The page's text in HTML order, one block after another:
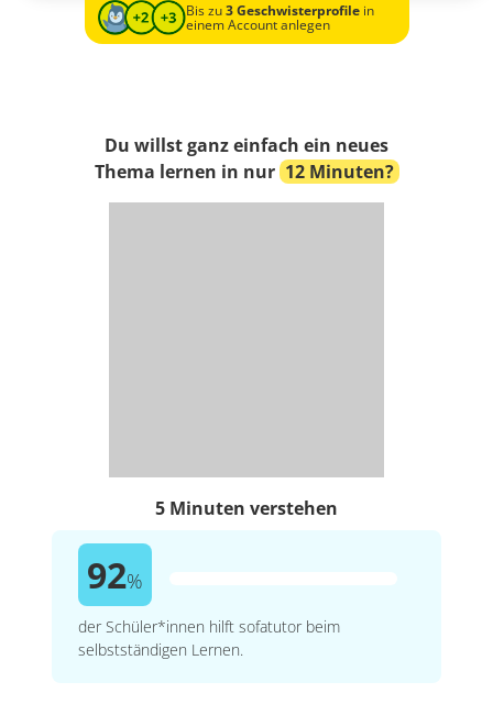
Bis zu3 Geschwisterprofilein
einem Account anlegen
Du willst ganz einfach ein neues
Thema lernen in nur 12 Minuten?
5 Minuten verstehen
92%
der Schüler*innen hilft sofatutor beim
selbstständigen Lernen.